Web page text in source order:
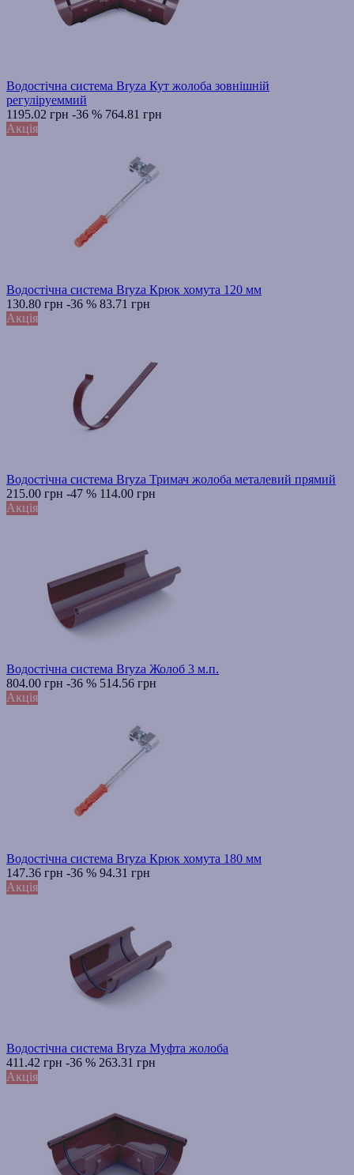
Водостічна система Bryza Кут жолоба зовнішній
регуліруеммий
1195.02 грн -36 % 764.81 грн
Акція
Водостічна система Bryza Крюк хомута 120 мм
130.80 грн -36 % 83.71 грн
Акція
Водостічна система Bryza Тримач жолоба металевий прямий
215.00 грн -47 % 114.00 грн
Акція
Водостічна система Bryza Жолоб 3 м.п.
804.00 грн -36 % 514.56 грн
Акція
Водостічна система Bryza Крюк хомута 180 мм
147.36 грн -36 % 94.31 грн
Акція
Водостічна система Bryza Муфта жолоба
411.42 грн -36 % 263.31 грн
Акція